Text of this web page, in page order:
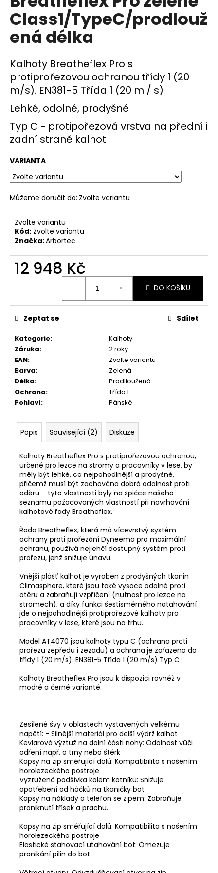
5
hvězdiček.
Class1/TypeC/prodlouž
ená délka
Kalhoty Breatheflex Pro s
protiprořezovou ochranou třídy 1 (20
m/s). EN381-5 Třída 1 (20 m / s)
Lehké, odolné, prodyšné
Typ C - protipořezová vrstva na přední i
zadní straně kalhot
VARIANTA
Můžeme doručit do: Zvolte variantu
Zvolte variantu
Kód: Zvolte variantu
Značka:Arbortec
12 948 Kč
DO KOŠÍKU
Kategorie:
Kalhoty
Záruka:
2 roky
EAN:
Zvolte variantu
Barva:
Zelená
Délka:
Prodlloužená
Ochrana:
Třída 1
Pohlaví: Pánské
Zeptat se Sdílet
Popis Související (2) Diskuze
Kalhoty Breatheflex Pro s protiprořezovou ochranou,
určené pro lezce na stromy a pracovníky v lese, by
měly být lehké, co nejpohodlnější a prodyšné,
přičemž musí být zachována dobrá odolnost proti
oděru – tyto vlastnosti byly na špičce našeho
seznamu požadovaných vlastností při navrhování
kalhotové řady Breatheflex.
Řada Breatheflex, která má vícevrstvý systém
ochrany proti prořezání Dyneema pro maximální
ochranu, používá nejlehčí dostupný systém proti
prořezu, jenž snižuje únavu.
Vnější plášť kalhot je vyroben z prodyšných tkanin
Climasphere, které jsou také vysoce odolné proti
otěru a zabraňují vzpříčení (nutnost pro lezce na
stromech), a díky funkci šestisměrného natahování
jde o nejpohodlnější protiprořezové kalhoty pro
pracovníky v lese, které jsou na trhu.
Model AT4070 jsou kalhoty typu C (ochrana proti
prořezu zepředu i zezadu) a ochrana je zařazena do
třídy 1 (20 m/s). EN381-5 Třída 1 (20 m/s) Typ C
Kalhoty Breatheflex Pro jsou k dispozici rovněž v
modré a černé variantě.
Zesílené švy v oblastech vystavených velkému
napětí: - Silnější materiál pro delší výdrž kalhot
Kevlarová výztuž na dolní části nohy: Odolnost vůči
odření např. o trny nebo štěrk
Kapsy na zip směřující dolů: Kompatibilita s nošením
horolezeckého postroje
Vyztužená podšívka kolem kotníku: Snižuje
opotřebení od háčků na tkaničky bot
Kapsy na náklady a telefon se zipem: Zabraňuje
proniknutí třísek a prachu.
Kapsy na zip směřující dolů: Kompatibilita s nošením
horolezeckého postroje
Elastické stahovací utahování bot: Omezuje
pronikání pilin do bot
u
j
e
m